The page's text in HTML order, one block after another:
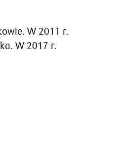
W 2011 r.
W 2017 r.